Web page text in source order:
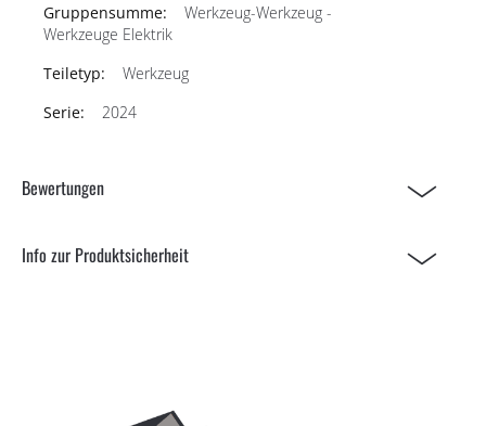
Werkzeug-Werkzeug -
Werkzeuge Elektrik
Werkzeug
2024
Bewertungen
Info zur Produktsicherheit